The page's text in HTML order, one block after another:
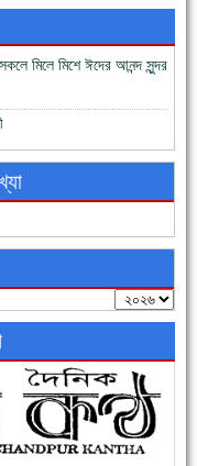
জন গ্রেফতার
মিলে মিশে ঈদের আনন্দ সুন্দর